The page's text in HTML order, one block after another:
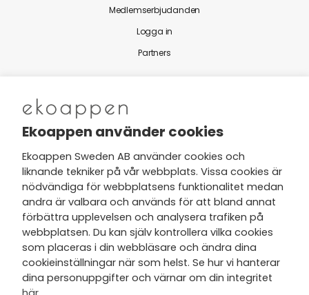
Medlemserbjudanden
Logga in
Partners
Nytt från Ekoappen
Jag har tagit del av Ekoappens
personuppgifts- och
integritetspolicyoch tar gärna del
av nyheter, hälsotips och exklusiva
erbjudanden via min e-post.
Ekoappen använder cookies
Ekoappen Sweden AB använder cookies och
liknande tekniker på vår webbplats. Vissa cookies är
nödvändiga för webbplatsens funktionalitet medan
andra är valbara och används för att bland annat
förbättra upplevelsen och analysera trafiken på
webbplatsen. Du kan själv kontrollera vilka cookies
som placeras i din webbläsare och ändra dina
cookieinställningar när som helst. Se hur vi hanterar
dina personuppgifter och värnar om din integritet